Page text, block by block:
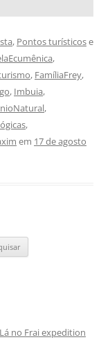
, Pontos turísticose
,
, FamíliaFrey,
, Imbuia,
,
,
em 17 de agosto
no Frai expedition